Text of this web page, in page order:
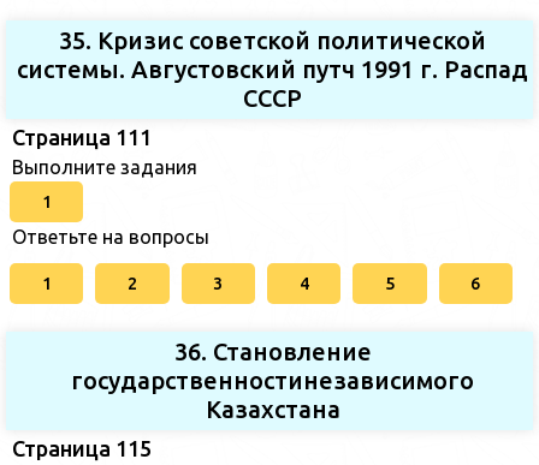
35. Кризис советской политической
системы. Августовский путч 1991 г. Распад
СССР
Страница 111
Выполните задания
1
Ответьте на вопросы
1 2 3 4 5 6
36. Становление
государственностинезависимого
Казахстана
Страница 115